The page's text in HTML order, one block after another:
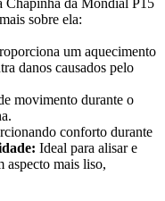
Chapinha da Mondial P15
sobre ela:
um aquecimento
danos causados pelo
movimento durante o
conforto durante
Ideal para alisar e
aspecto mais liso,